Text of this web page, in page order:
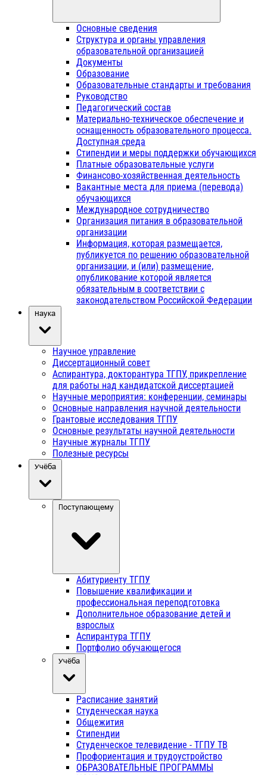
Основные сведения
Структура и органы управления
образовательной организацией
Документы
Образование
Образовательные стандарты и требования
Руководство
Педагогический состав
Материально-техническое обеспечение и
оснащенность образовательного процесса.
Доступная среда
Стипендии и меры поддержки обучающихся
Платные образовательные услуги
Финансово-хозяйственная деятельность
Вакантные места для приема (перевода)
обучающихся
Международное сотрудничество
Организация питания в образовательной
организации
Информация, которая размещается,
публикуется по решению образовательной
организации, и (или) размещение,
опубликование которой является
обязательным в соответствии с
законодательством Российской Федерации
Наука
Научное управление
Диссертационный совет
Аспирантура, докторантура ТГПУ, прикрепление
для работы над кандидатской диссертацией
Научные мероприятия: конференции, семинары
Основные направления научной деятельности
Грантовые исследования ТГПУ
Основные результаты научной деятельности
Научные журналы ТГПУ
Полезные ресурсы
Учёба
Поступающему
Абитуриенту ТГПУ
Повышение квалификации и
профессиональная переподготовка
Дополнительное образование детей и
взрослых
Аспирантура ТГПУ
Портфолио обучающегося
Учёба
Расписание занятий
Студенческая наука
Общежития
Стипендии
Студенческое телевидение - ТГПУ ТВ
Профориентация и трудоустройство
ОБРАЗОВАТЕЛЬНЫЕ ПРОГРАММЫ